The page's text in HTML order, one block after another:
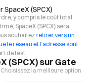
(SPCX)
y compris le coût total
SpaceX (SPCX) sera
souhaitezretirer vers un
le réseau et l’adresse sont
de test.
(SPCX) sur Gate
la meilleure option